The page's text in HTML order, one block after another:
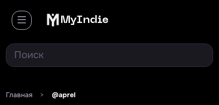
MyIndie
Главная > @aprel